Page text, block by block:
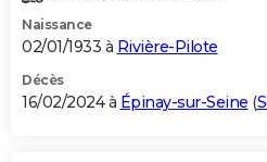
Naissance
02/01/1933 à Rivière-Pilote
Décès
16/02/2024 à Épinay-sur-Seine (